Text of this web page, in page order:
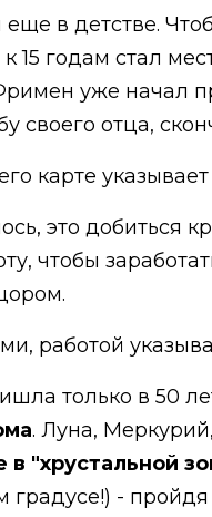
в детстве.
15 годам стал
уже начал
своего отца,
карте указывает
это добиться
чтобы
работой
только в 50
. Луна,
в "хрустальной
градусе!) -